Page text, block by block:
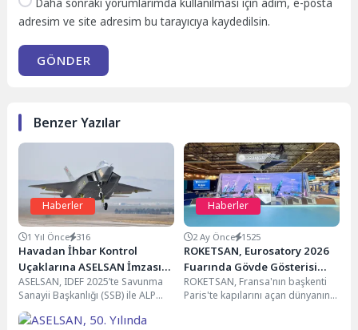
adresim ve site adresim bu tarayıcıya kaydedilsin.
GÖNDER
Benzer Yazılar
Haberler
1 Yıl Önce 316
Havadan İhbar Kontrol
Uçaklarına ASELSAN İmzası:
HİK Uçaklarına ALP 200-A ve
ALP 400-G Entegrasyonu
ASELSAN, IDEF 2025’te Savunma
Sanayii Başkanlığı (SSB) ile ALP
200-A Havadan Erken İhbar
Radarı ve...
Haberler
2 Ay Önce 1525
ROKETSAN, Eurosatory 2026
Fuarında Gövde Gösterisi
Yapıyor
ROKETSAN, Fransa'nın başkenti
Paris'te kapılarını açan dünyanın